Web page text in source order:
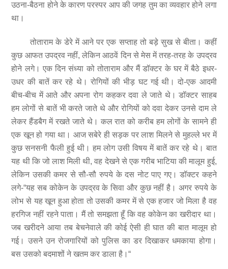
उठना-बैठना होने के कारण परस्पर आप की जगह तुम का व्यवहार होने लगा
था।
तोताराम के डेरे में आने पर एक सप्ताह तो बड़े सुख से बीता। कहीं
कुछ आफत उपद्रव नहीं, लेकिन आठवें दिन से मेस में तरह-तरह के उपद्रव
होने लगे। एक दिन संध्या को तोताराम और मैं डॉक्टर के घर में बैठे इधर-
उधर की बातें कर रहे थे। रोगियों की भीड़ घट गई थी। दो-एक आदमी
बीच-बीच में आते और अपना रोग कहकर दवा ले जाते थे। डॉक्टर साहब
हम लोगों से बातें भी करते जाते थे और रोगियों को दवा देकर उनसे दाम ले
लेकर हैंडबैग में रखते जाते थे। कल रात को करीब हम लोगों के सामने ही
एक खून हो गया था। आज सबेरे ही सड़क पर लाश मिलने से मुहल्ले भर में
कुछ सनसनी फैली हुई थी। हम लोग उसी विषय में बातें कर रहे थे। बात
यह थी कि जो लाश मिली थी, वह देखने से एक गरीब भाटिया की मालूम हुई,
लेकिन उसकी कमर से सौ-सौ रुपये के दस नोट पाए गए। डॉक्टर कहने
लगे-“यह सब कोकेन के उपद्रव के सिवा और कुछ नहीं है। अगर रुपये के
लोभ से यह खून हुआ होता तो उसकी कमर में से एक हजार जो मिला है वह
हरगिज नहीं रहने पाता। मैं तो समझता हूँ कि वह कोकेन का खरीदार था।
जब खरीदने आया तब बेचनेवाले की कोई ऐसी ही घात की बात मालूम हो
गई। उसने उन रोजगारियों को पुलिस का डर दिखाकर धमकाया होगा।
बस उसको बदमाशों ने खतम कर डाला है।“